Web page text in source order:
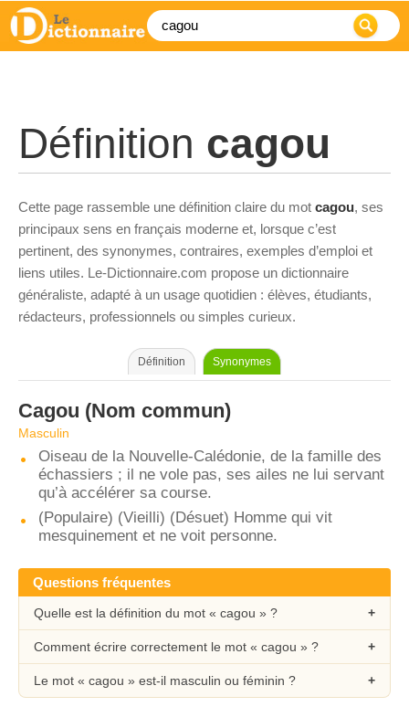
Définition cagou
Cette page rassemble une définition claire du mot cagou, ses
principaux sens en français moderne et, lorsque c’est
pertinent, des synonymes, contraires, exemples d’emploi et
liens utiles. Le-Dictionnaire.com propose un dictionnaire
généraliste, adapté à un usage quotidien : élèves, étudiants,
rédacteurs, professionnels ou simples curieux.
Définition Synonymes
Cagou (Nom commun)
Masculin
Oiseau de la Nouvelle-Calédonie, de la famille des
échassiers ; il ne vole pas, ses ailes ne lui servant
qu’à accélérer sa course.
(Populaire) (Vieilli) (Désuet) Homme qui vit
mesquinement et ne voit personne.
Questions fréquentes
Quelle est la définition du mot « cagou » ?
Comment écrire correctement le mot « cagou » ?
Le mot « cagou » est-il masculin ou féminin ?